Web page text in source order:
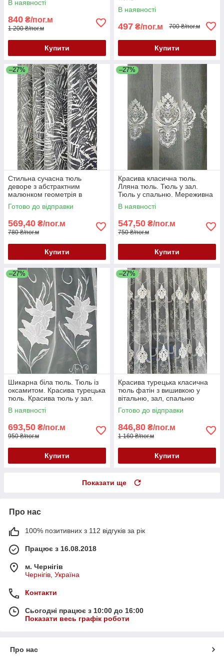
В наявності
840 ₴/пог.м
1 200 ₴/пог.м
Купити
В наявності
497 ₴/пог.м 700 ₴/пог.м
Купити
–27%
Стильна сучасна тюль
деворе з абстрактним
малюнком геометрія в
молочному кольорі
Готово до відправки
569,40 ₴/пог.м
780 ₴/пог.м
Купити
–27%
Красива класична тюль.
Лляна тюль. Тюль у зал.
Тюль у спальню. Мереживна
тюль. Тюль Туреччина.
В наявності
547,50 ₴/пог.м
750 ₴/пог.м
Купити
–27%
Шикарна біла тюль. Тюль із
оксамитом. Красива турецька
тюль. Красива тюль у зал.
Тюль у спальню
В наявності
693,50 ₴/пог.м
950 ₴/пог.м
Купити
–27%
Красива турецька класична
тюль фатін з вишивкою у
вітальню, зал, спальню
купити Україна
Готово до відправки
846,80 ₴/пог.м
1 160 ₴/пог.м
Купити
Показати ще
Про нас
100% позитивних з 112 відгуків за рік
Працює з 16.08.2018
м. Чернігів
Чернігів, Україна
Контакти
Сьогодні працює з 10:00 до 16:00
Показати весь графік роботи
Про нас